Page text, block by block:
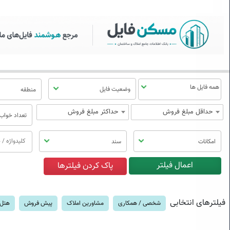
مسکن فایل | خرید، فروش،
منوی
مسکن
وضعیت فایل منطقه
حداقل مبلغ فروش حداکثر مبلغ فروش تعداد
امکانات سند
فیلترهای انتخابی شخصی / همکاری مشاورین املاک پیش فروش